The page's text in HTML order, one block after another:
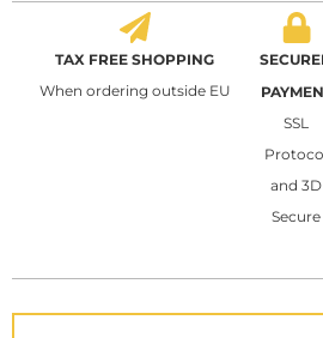
TAX FREE SHOPPING
When ordering outside EU
SSL
and 3D
Secure